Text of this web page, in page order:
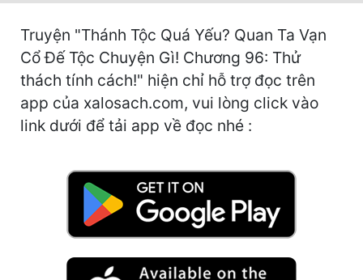
Hệ Thống
Học Đường
Khoa Huyễn Không Gian
Truyện "Thánh Tộc Quá Yếu? Quan Ta Vạn
Cổ Đế Tộc Chuyện Gì! Chương 96: Thử
thách tính cách!" hiện chỉ hỗ trợ đọc trên
app của xalosach.com, vui lòng click vào
link dưới để tải app về đọc nhé :